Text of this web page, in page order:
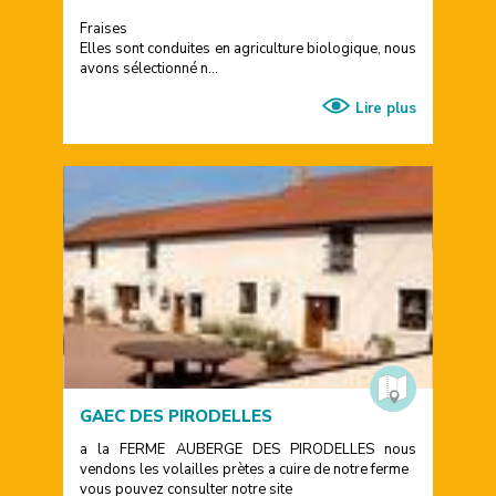
Fraises
Elles sont conduites en agriculture biologique, nous
avons sélectionné n...
Lire plus
GAEC DES PIRODELLES
a la FERME AUBERGE DES PIRODELLES nous
vendons les volailles prètes a cuire de notre ferme
vous pouvez consulter notre site